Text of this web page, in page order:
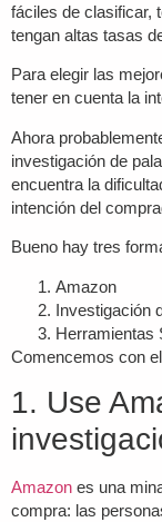
fáciles de clasificar,
tengan altas tasas
Para elegir las
tener en cuenta la
Ahora
investigación de
encuentra la
intención del
Bueno hay tres
Amazon
Investigación
Herramientas
Comencemos con
1. Use
Amazon es una
compra: las